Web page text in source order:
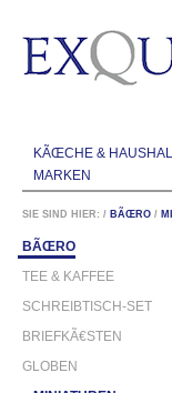
KÃŒCHE &
MARKEN
SIE SIND HIER: / BÃŒRO /
BÃŒRO
TEE & KAFFEE
SCHREIBTISCH-SET
BRIEFKÃ€STEN
GLOBEN